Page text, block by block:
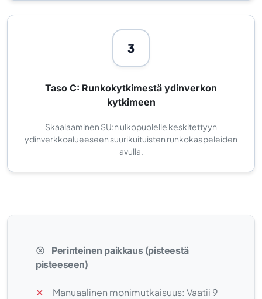
3
Taso C: Runkokytkimestä ydinverkon
kytkimeen
Skaalaaminen SU:n ulkopuolelle keskitettyyn
ydinverkkoalueeseen suurikuituisten runkokaapeleiden
avulla.
Perinteinen paikkaus (pisteestä
pisteeseen)
✕
Manuaalinen monimutkaisuus: Vaatii 9